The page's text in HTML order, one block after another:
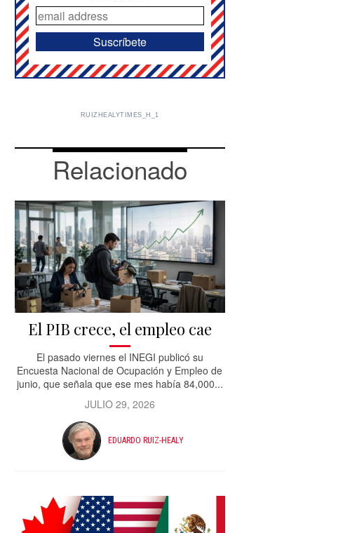
RUIZHEALYTIMES_H_1
Relacionado
El PIB crece, el empleo cae
El pasado viernes el INEGI publicó su
Encuesta Nacional de Ocupación y Empleo de
junio, que señala que ese mes había 84,000...
JULIO 29, 2026
EDUARDO RUIZ-HEALY